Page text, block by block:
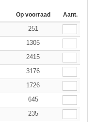
Op voorraad Aant.
251
1305
2415
3176
1726
645
235